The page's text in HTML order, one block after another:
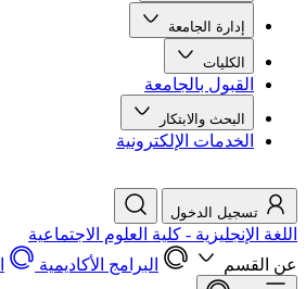
إدارة الجامعة
الكليات
القبول بالجامعة
البحث والابتكار
الخدمات الإلكترونية
تسجيل الدخول
اللغة الإنجليزية - كلية العلوم الاجتماعية
عن القسم
البرامج الأكاديمية